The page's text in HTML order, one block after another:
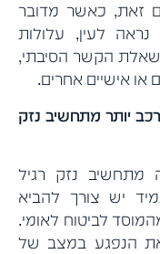
זאת, כאשר מדובר
נראה לעין, עלולות
הקשר הסיבתי,
או אישיים אחרים.
יותר מתחשיב נזק
מתחשיב נזק רגיל
יש צורך להביא
לביטוח לאומי.
את הנפגע במצב של